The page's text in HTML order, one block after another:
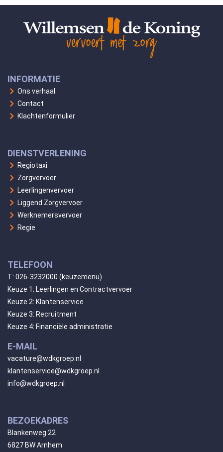
INFORMATIE
Ons verhaal
Contact
Klachtenformulier
DIENSTVERLENING
Regiotaxi
Zorgvervoer
Leerlingenvervoer
Liggend Zorgvervoer
Werknemersvervoer
Regie
TELEFOON
T: 026-3232000 (keuzemenu)
Keuze 1: Leerlingen en Contractvervoer
Keuze 2: Klantenservice
Keuze 3: Recruitment
Keuze 4: Financiële administratie
E-MAIL
vacature@wdkgroep.nl
klantenservice@wdkgroep.nl
info@wdkgroep.nl
BEZOEKADRES
Blankenweg 22
6827 BW Arnhem